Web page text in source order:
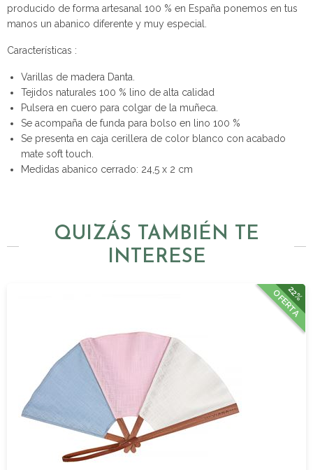
producido de forma artesanal 100 % en España ponemos en tus
manos un abanico diferente y muy especial.
Características :
Varillas de madera Danta.
Tejidos naturales 100 % lino de alta calidad
Pulsera en cuero para colgar de la muñeca.
Se acompaña de funda para bolso en lino 100 %
Se presenta en caja cerillera de color blanco con acabado
mate soft touch.
Medidas abanico cerrado: 24,5 x 2 cm
QUIZÁS TAMBIÉN TE
INTERESE
22%
OFERTA